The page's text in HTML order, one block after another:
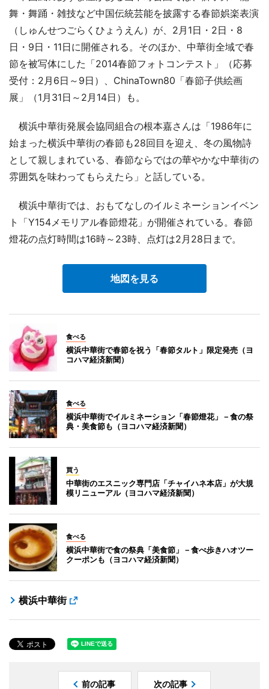
舞・舞踊・雑技など中国伝統芸能を披露する春節娯楽表演
（しゅんせつごらくひょうえん）が、2月1日・2日・8
日・9日・11日に開催される。そのほか、中華街全域で春
節を被写体にした「2014春節フォトコンテスト」（応募
受付：2月6日～9日）、ChinaTown80「春節子供絵画
展」（1月31日～2月14日）も。
横浜中華街発展会協同組合の根本嘉さんは「1986年に
始まった横浜中華街の春節も28回目を迎え、冬の風物詩
として親しまれている、春節ならではの華やかな中華街の
雰囲気を味わってもらえたら」と話している。
横浜中華街では、おもてなしのイルミネーションイベン
ト「Y154メモリアル春節燈花」が開催されている。春節
燈花の点灯時間は16時～23時、点灯は2月28日まで。
地図を見る
食べる
横浜中華街で春節を祝う「春節タルト」限定発売（ヨ
コハマ経済新聞）
食べる
横浜中華街でイルミネーション「春節燈花」－食の祭
典・美食節も（ヨコハマ経済新聞）
買う
中華街のエスニック専門店「チャイハネ本店」が大規
模リニューアル（ヨコハマ経済新聞）
食べる
横浜中華街で食の祭典「美食節」－食べ歩きハオツー
クーポンも（ヨコハマ経済新聞）
横浜中華街
前の記事 次の記事